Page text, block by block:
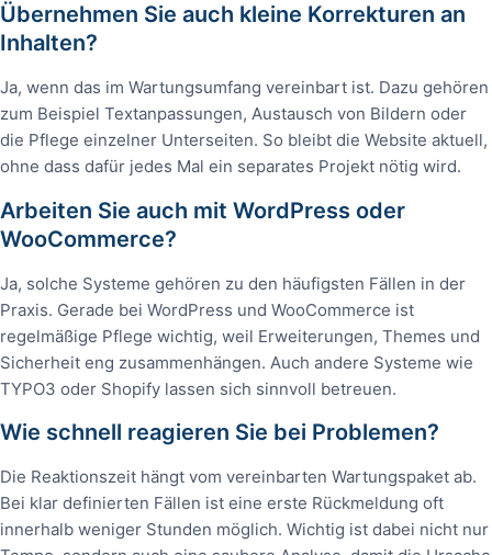
Übernehmen Sie auch kleine Korrekturen an
Inhalten?
Ja, wenn das im Wartungsumfang vereinbart ist. Dazu gehören
zum Beispiel Textanpassungen, Austausch von Bildern oder
die Pflege einzelner Unterseiten. So bleibt die Website aktuell,
ohne dass dafür jedes Mal ein separates Projekt nötig wird.
Arbeiten Sie auch mit WordPress oder
WooCommerce?
Ja, solche Systeme gehören zu den häufigsten Fällen in der
Praxis. Gerade bei WordPress und WooCommerce ist
regelmäßige Pflege wichtig, weil Erweiterungen, Themes und
Sicherheit eng zusammenhängen. Auch andere Systeme wie
TYPO3 oder Shopify lassen sich sinnvoll betreuen.
Wie schnell reagieren Sie bei Problemen?
Die Reaktionszeit hängt vom vereinbarten Wartungspaket ab.
Bei klar definierten Fällen ist eine erste Rückmeldung oft
innerhalb weniger Stunden möglich. Wichtig ist dabei nicht nur